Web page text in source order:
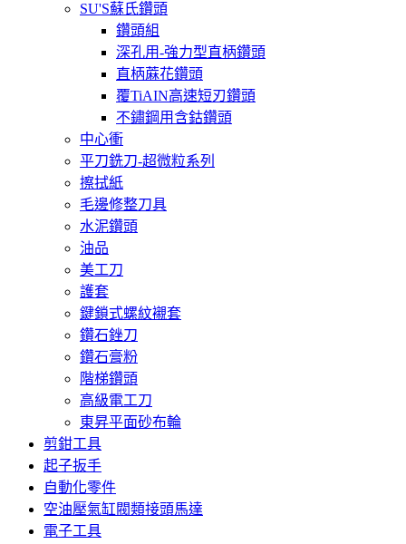
SU'S蘇氏鑽頭
鑽頭組
深孔用-強力型直柄鑽頭
直柄蔴花鑽頭
覆TiAIN高速短刃鑽頭
不鏽鋼用含鈷鑽頭
中心衝
平刀銑刀-超微粒系列
擦拭紙
毛邊修整刀具
水泥鑽頭
油品
美工刀
護套
鍵鎖式螺紋襯套
鑽石銼刀
鑽石膏粉
階梯鑽頭
高級電工刀
東昇平面砂布輪
剪鉗工具
起子扳手
自動化零件
空油壓氣缸閥類接頭馬達
電子工具